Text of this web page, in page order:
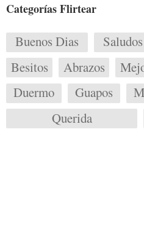
Categorías Flirtear
Buenos Dias Saludos
Besitos
Abrazos
Duermo
Guapos
Querida